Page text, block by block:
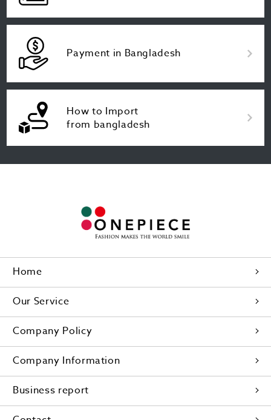
Payment in Bangladesh
How to Import
from bangladesh
Home
Our Service
Company Policy
Company Information
Business report